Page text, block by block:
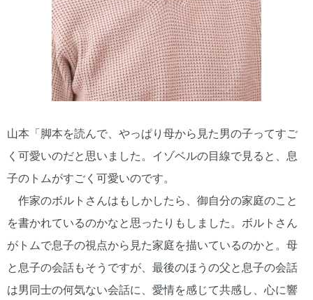
山本「脚本を読んで、やっぱり母から見た男の子ってすご
く可愛いのだと思いました。イゾベルの目線で見ると、息
子のトムがすごく可愛いのです。
作家のボルトさんはもしかしたら、御自分の家庭のこと
を書かれているのかなと思ったりもしました。ボルトさん
がトムで息子の視点から見た家庭を描いているのかと。母
と息子の会話もそうですが、最後のほうの父と息子の会話
は男同士の何気ない会話に、愛情を感じて共感し、心に響